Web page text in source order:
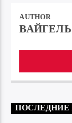
AUTHOR
ВАЙГЕЛЬ
ПОСЛЕДНИЕ